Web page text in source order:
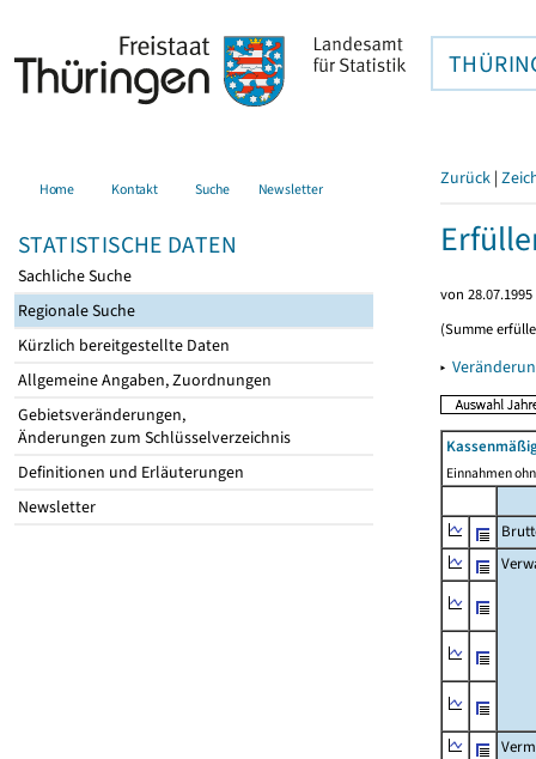
Home Kontakt Suche Newsletter
STATISTISCHE DATEN
Sachliche Suche
Regionale Suche
Kürzlich bereitgestellte Daten
Allgemeine Angaben, Zuordnungen
Gebietsveränderungen,
Änderungen zum Schlüsselverzeichnis
Definitionen und Erläuterungen
Newsletter
Zurück |
von
(Summe
▸
Einnahmen